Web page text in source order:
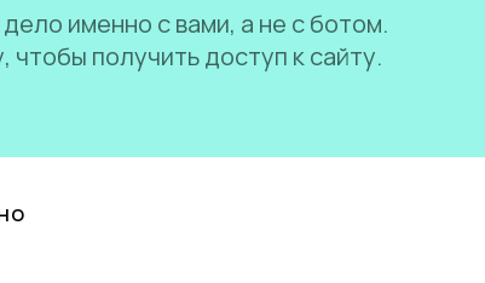
именно с вами, а не с ботом.
получить доступ к сайту.